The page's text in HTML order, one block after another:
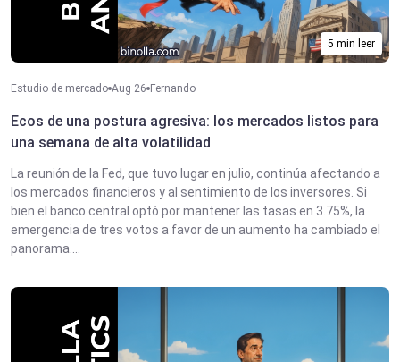
5 min leer
Estudio de mercado Aug 26 Fernando
Ecos de una postura agresiva: los mercados listos para
una semana de alta volatilidad
La reunión de la Fed, que tuvo lugar en julio, continúa afectando a
los mercados financieros y al sentimiento de los inversores. Si
bien el banco central optó por mantener las tasas en 3.75%, la
emergencia de tres votos a favor de un aumento ha cambiado el
panorama....